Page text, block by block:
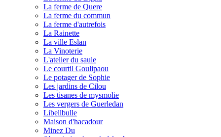
La ferme de Quere
La ferme du commun
La ferme d'autrefois
La Rainette
La ville Eslan
La Vinoterie
L'atelier du saule
Le courtil Goulipaou
Le potager de Sophie
Les jardins de Cilou
Les tisanes de mysmolie
Les vergers de Guerledan
Libellbulle
Maison d'hacadour
Minez Du